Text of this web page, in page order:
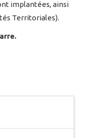
implantées, ainsi
Territoriales).